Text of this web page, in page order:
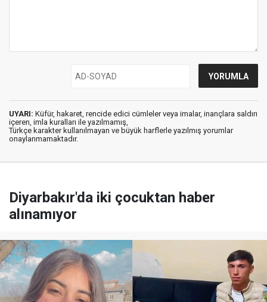
UYARI: Küfür, hakaret, rencide edici cümleler veya imalar, inançlara saldırı
içeren, imla kuralları ile yazılmamış,
Türkçe karakter kullanılmayan ve büyük harflerle yazılmış yorumlar
onaylanmamaktadır.
Diyarbakır'da iki çocuktan haber
alınamıyor